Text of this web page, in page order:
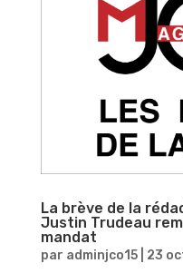
La brève de la
Justin Trudeau
mandat
par adminjco15| 23